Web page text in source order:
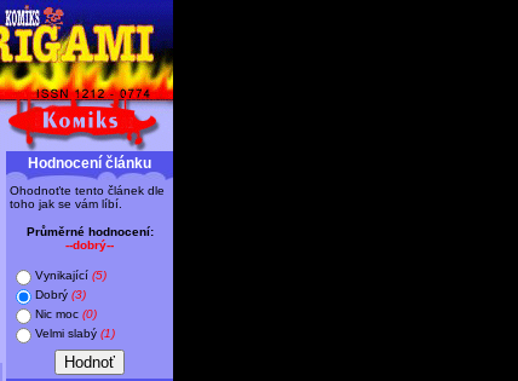
Hodnocení článku
Ohodnoťte tento článek dle
toho jak se vám líbí.
Průměrné hodnocení:
--dobrý--
Vynikající (5)
Dobrý (3)
Nic moc (0)
Velmi slabý (1)